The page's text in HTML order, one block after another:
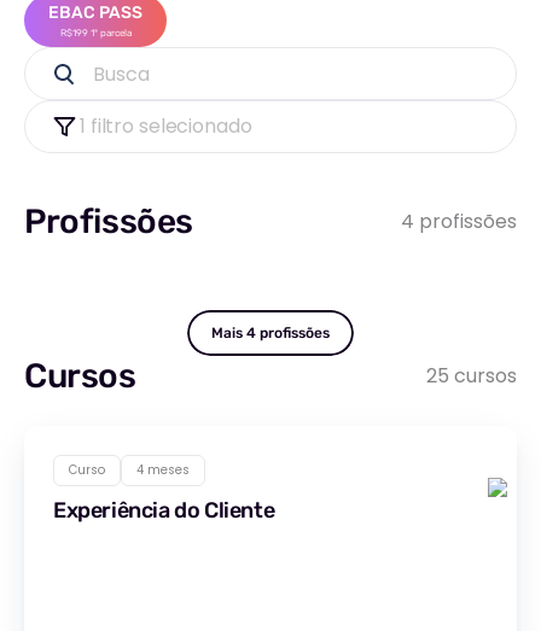
EBAC PASS
R$199 1ª parcela
Busca
1 filtro selecionado
Profissões 4 profissões
Mais 4 profissões
Cursos 25 cursos
Curso 4 meses
Experiência do Cliente